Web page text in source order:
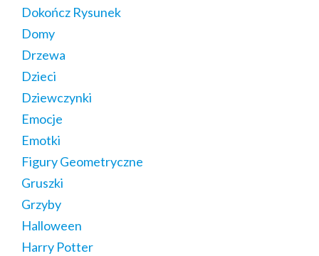
Dokończ Rysunek
Domy
Drzewa
Dzieci
Dziewczynki
Emocje
Emotki
Figury Geometryczne
Gruszki
Grzyby
Halloween
Harry Potter